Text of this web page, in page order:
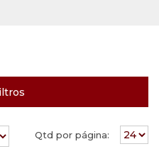
Qtd por página: